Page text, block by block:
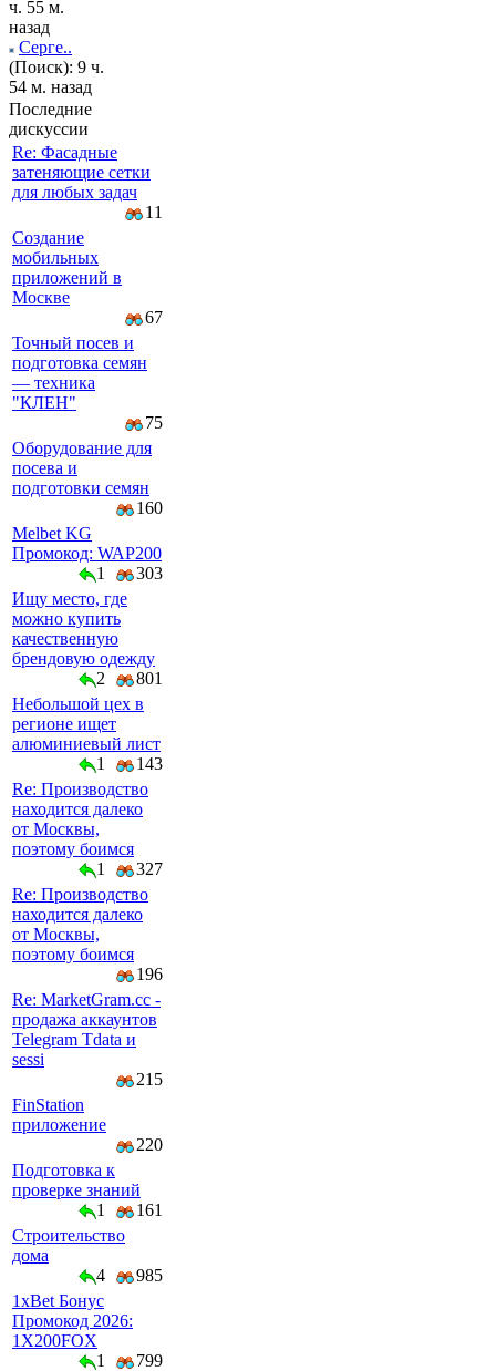
ч. 55 м.
назад
Серге..
(Поиск): 9 ч.
54 м. назад
Последние
дискуссии
Re: Фасадные
затеняющие сетки
для любых задач
11
Создание
мобильных
приложений в
Москве
67
Точный посев и
подготовка семян
— техника
"КЛЕН"
75
Оборудование для
посева и
подготовки семян
160
Melbet KG
Промокод: WAP200
1
303
Ищу место, где
можно купить
качественную
брендовую одежду
2
801
Небольшой цех в
регионе ищет
алюминиевый лист
1
143
Re: Производство
находится далеко
от Москвы,
поэтому боимся
1
327
Re: Производство
находится далеко
от Москвы,
поэтому боимся
196
Re: MarketGram.cc -
продажа аккаунтов
Telegram Tdata и
sessi
215
FinStation
приложение
220
Подготовка к
проверке знаний
1
161
Строительство
дома
4
985
1xBet Бонус
Промокод 2026:
1X200FOX
1
799